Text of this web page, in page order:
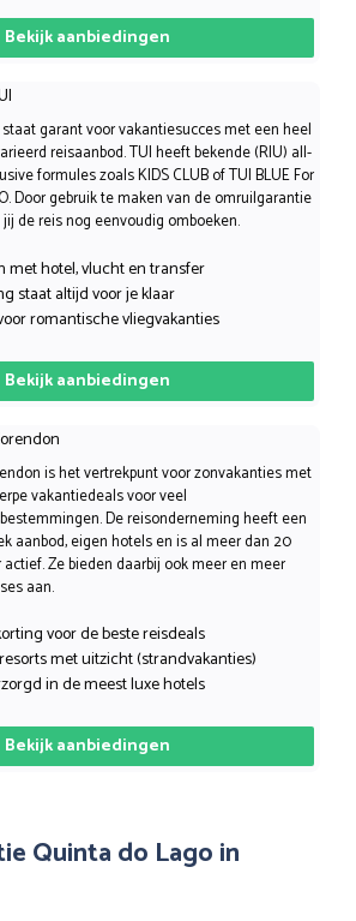
Bekijk aanbiedingen
garant voor vakantiesucces met een heel
reisaanbod. TUI heeft bekende (RIU) all-
formules zoals KIDS CLUB of TUI BLUE For
Door gebruik te maken van de omruilgarantie
de reis nog eenvoudig omboeken.
met hotel, vlucht en transfer
staat altijd voor je klaar
romantische vliegvakanties
Bekijk aanbiedingen
is het vertrekpunt voor zonvakanties met
vakantiedeals voor veel
De reisonderneming heeft een
aanbod, eigen hotels en is al meer dan 20
actief. Ze bieden daarbij ook meer en meer
aan.
voor de beste reisdeals
met uitzicht (strandvakanties)
in de meest luxe hotels
Bekijk aanbiedingen
Quinta do Lago in